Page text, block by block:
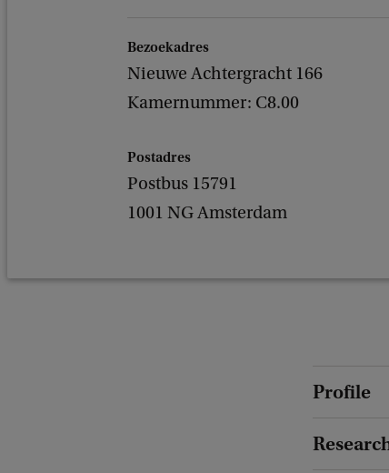
Bezoekadres
Nieuwe Achtergracht 166
Kamernummer: C8.00
Postadres
Postbus 15791
1001 NG Amsterdam
Profile